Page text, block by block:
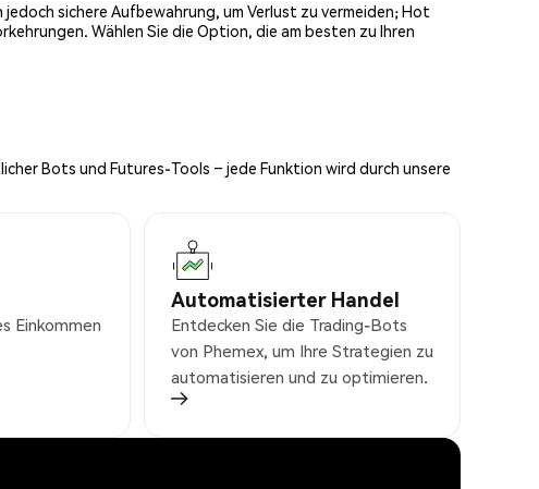
sichere Aufbewahrung, um Verlust zu vermeiden; Hot
Wählen Sie die Option, die am besten zu Ihren
Bots und Futures-Tools – jede Funktion wird durch unsere
Einkommen
Automatisierter Handel
Entdecken Sie die Trading-Bots
von Phemex, um Ihre Strategien zu
automatisieren und zu optimieren.